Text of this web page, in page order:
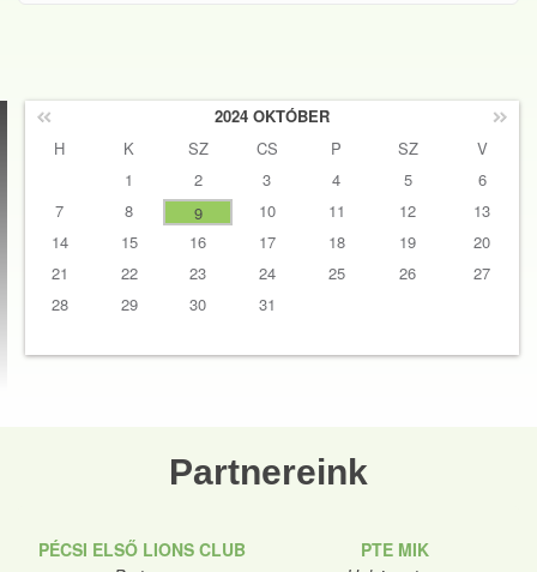
H K SZ CS P SZ
V
1
2 3 4 5
6
7
8 9 10 11 12
13
14
15 16 17 18 19
20
21
22 23 24 25 26
27
28
29 30 31
2024 OKTÓBER
Partnereink
PÉCSI ELSŐ LIONS CLUB
PTE MIK